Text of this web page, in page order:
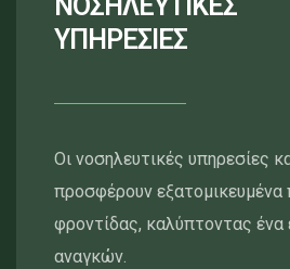
ΥΠΗΡΕΣΙΕΣ
Οι νοσηλευτικές υπηρεσίες
προσφέρουν
φροντίδας, καλύπτοντας
αναγκών.